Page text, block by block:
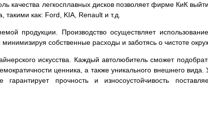
качества легкосплавных дисков позволяет фирме КиК
как: Ford, KIA, Renault и т.д.
продукции. Производство осуществляет
собственные расходы и заботясь о чистоте
искусства. Каждый автолюбитель сможет
ценника, а также уникального внешнего
прочность и износоустойчивость